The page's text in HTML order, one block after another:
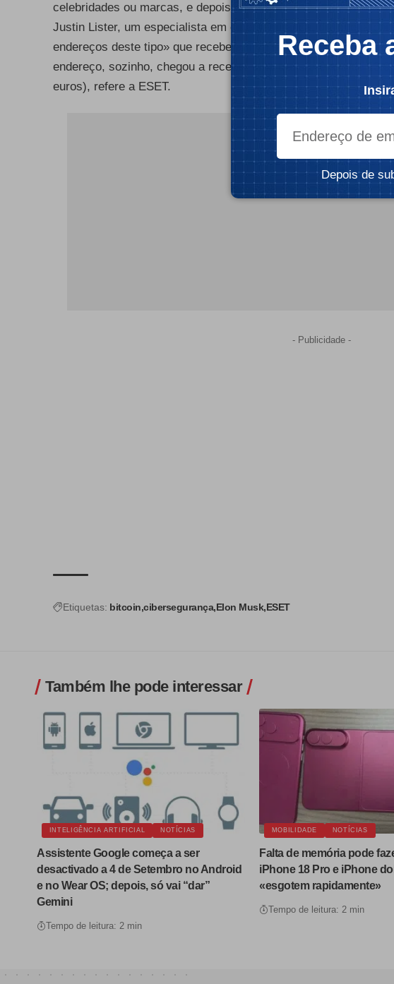
celebridades ou marcas, e depois fazem eventos online onde
Justin Lister, um especialista em cibersegurança, diz que já
endereços deste tipo» que receberam «mais de 201 Bitcoin
endereço, sozinho, chegou a receber uma transferência de 13,9
euros), refere a ESET.
- Publicidade -
- Publicidade -
Etiquetas: bitcoin cibersegurança Elon Musk ESET
Também lhe pode interessar
INTELIGÊNCIA ARTIFICIAL NOTÍCIAS
Assistente Google começa a ser
desactivado a 4 de Setembro no Android
e no Wear OS; depois, só vai “dar”
Gemini
Tempo de leitura: 2 min
MOBILIDADE NOTÍCIAS
Falta de memória pode
iPhone 18 Pro e iPhone
«esgotem rapidamente»
Tempo de leitura: 2 min
Receba
Depois de